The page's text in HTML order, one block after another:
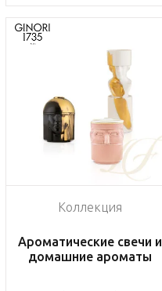
Коллекция
Ароматические свечи и
домашние ароматы